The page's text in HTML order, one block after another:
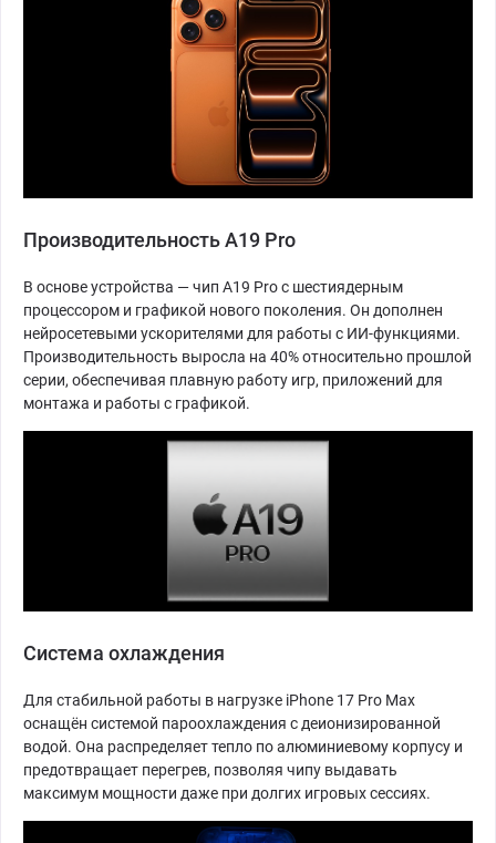
Производительность A19 Pro
В основе устройства — чип A19 Pro с шестиядерным
процессором и графикой нового поколения. Он дополнен
нейросетевыми ускорителями для работы с ИИ-функциями.
Производительность выросла на 40% относительно прошлой
серии, обеспечивая плавную работу игр, приложений для
монтажа и работы с графикой.
Система охлаждения
Для стабильной работы в нагрузке iPhone 17 Pro Max
оснащён системой пароохлаждения с деионизированной
водой. Она распределяет тепло по алюминиевому корпусу и
предотвращает перегрев, позволяя чипу выдавать
максимум мощности даже при долгих игровых сессиях.